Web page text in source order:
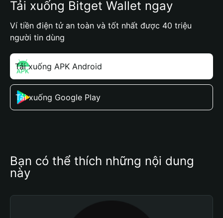
Tải xuống Bitget Wallet ngay
Ví tiền điện tử an toàn và tốt nhất được 40 triệu
người tin dùng
Tải xuống APK Android
Tải xuống Google Play
Bạn có thể thích những nội dung
này